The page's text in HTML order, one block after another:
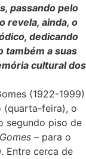
passando pelo
revela, ainda, o
dedicando
também a suas
cultural dos
(1922-1999)
(quarta-feira), o
segundo piso de
– para o
Entre cerca de